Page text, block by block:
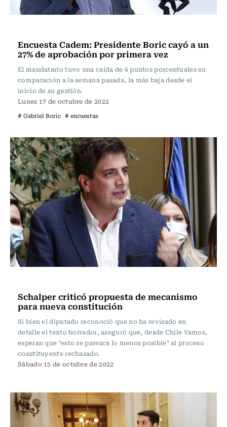
Encuesta Cadem: Presidente Boric cayó a un
27% de aprobación por primera vez
El mandatario tuvo una caída de 6 puntos porcentuales en
comparación a la semana pasada, la más baja desde el
inicio de su gestión.
Lunes 17 de octubre de 2022
# Gabriel Boric # encuestas
Schalper criticó propuesta de mecanismo
para nueva constitución
Si bien el diputado reconoció que no ha revisado en
detalle el texto borrador, aseguró que, desde Chile Vamos,
esperan que "esto se parezca lo menos posible" al proceso
constituyente rechazado.
Sábado 15 de octubre de 2022